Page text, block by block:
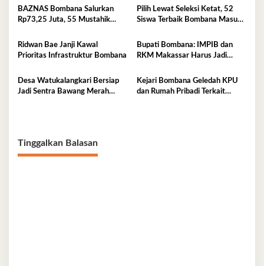
BAZNAS Bombana Salurkan
Rp73,25 Juta, 55 Mustahik
Pilih Lewat Seleksi Ketat, 52
Siswa Terbaik Bombana Masuk
Ridwan Bae Janji Kawal
Prioritas Infrastruktur Bombana
Bupati Bombana: IMPIB dan
RKM Makassar Harus Jadi
Desa Watukalangkari Bersiap
Jadi Sentra Bawang Merah
Kejari Bombana Geledah KPU
dan Rumah Pribadi Terkait
Tinggalkan Balasan